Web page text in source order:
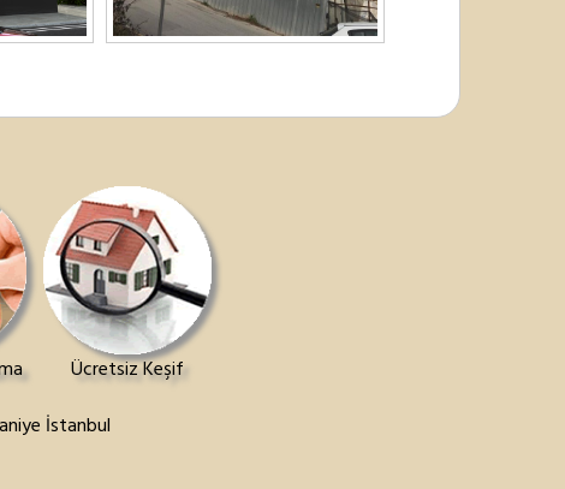
Ücretsiz Keşif
İstanbul